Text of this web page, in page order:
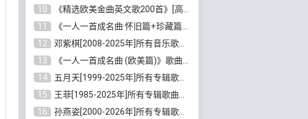
10
《精选欧美金曲英文歌200首》[高品质MP3/320K/1.81GB]百度云网盘下载
11
《一人一首成名曲·怀旧篇+珍藏篇4CD》[无损WAV/DTS+高品质MP3/6.88GB]百度云网盘下载
12
邓紫棋[2008-2025年]所有音乐歌曲合集[无损FLAC/MP3/8.99GB]百度云网盘下载
13
《一人一首成名曲 (欧美篇)》歌曲合集打包[无损WAV/MP3/6.13GB]百度云网盘下载
14
五月天[1999-2025年]所有专辑歌曲合集打包[无损FLAC/MP3/23.84GB]百度云网盘下载
15
王菲[1985-2025年]所有专辑歌曲合集[无损FLAC/WAV/APE分轨+MP3/23.06GB]百度云网盘下载
16
孙燕姿[2000-2026年]所有专辑歌曲合集[无损FLAC/MP3/9.73GB]百度云网盘下载